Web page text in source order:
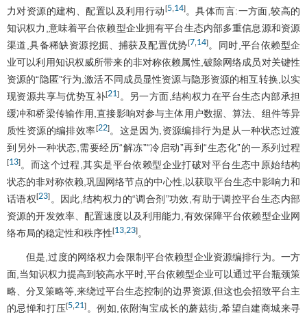
力对资源的建构、配置以及利用行动[5, 14]。具体而言:一方面,较高的
知识权力,意味着平台依赖型企业拥有平台生态内部多重信息源和资源
渠道,具备稀缺资源挖掘、捕获及配置优势[7, 14]。同时,平台依赖型企
业可以利用知识权威所带来的非对称依赖属性,破除网络成员对关键性
资源的“隐匿”行为,激活不同成员显性资源与隐形资源的相互转换,以实
现资源共享与优势互补[21] 。另一方面,结构权力在平台生态内部承担
缓冲和桥梁传输作用,直接影响对参与主体用户数据、算法、组件等异
质性资源的编排效率[22]。这是因为,资源编排行为是从一种状态过渡
到另外一种状态,需要经历“解冻”“冷启动”再到“生态化”的一系列过程
[13]。而这个过程,其实是平台依赖型企业打破对平台生态中原始结构
状态的非对称依赖,巩固网络节点的中心性,以获取平台生态中影响力和
话语权[23] 。因此,结构权力的“调合剂”功效,有助于调控平台生态内部
资源的开发效率、配置速度以及利用能力,有效保障平台依赖型企业网
络布局的稳定性和秩序性[13 23]。
但是,过度的网络权力会限制平台依赖型企业资源编排行为。一方
面,当知识权力提高到较高水平时,平台依赖型企业可以通过平台瓶颈策
略、分叉策略等,来绕过平台生态控制的边界资源,但这也会招致平台主
的忌惮和打压[5 21] 。例如,依附淘宝成长的蘑菇街,希望自建商城来寻